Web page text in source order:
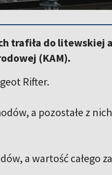
trafiła do litewskiej
(KAM).
Rifter.
a pozostałe z
a wartość całego